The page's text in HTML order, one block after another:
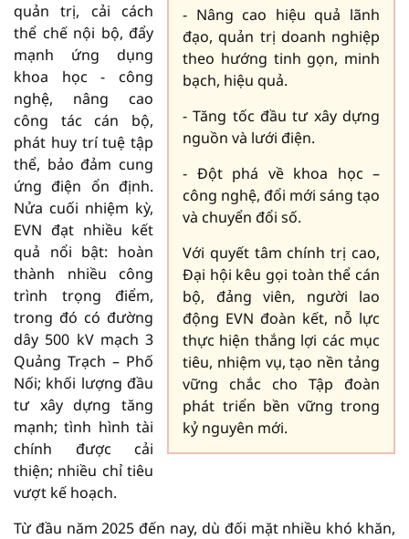
- Nâng cao hiệu quả lãnh
đạo, quản trị doanh nghiệp
theo hướng tinh gọn, minh
bạch, hiệu quả.
- Tăng tốc đầu tư xây dựng
nguồn và lưới điện.
- Đột phá về khoa học –
công nghệ, đổi mới sáng tạo
và chuyển đổi số.
Với quyết tâm chính trị cao,
Đại hội kêu gọi toàn thể cán
bộ, đảng viên, người lao
động EVN đoàn kết, nỗ lực
thực hiện thắng lợi các mục
tiêu, nhiệm vụ, tạo nền tảng
vững chắc cho Tập đoàn
phát triển bền vững trong
kỷ nguyên mới.
quản trị, cải cách
thể chế nội bộ, đẩy
mạnh ứng dụng
khoa học - công
nghệ, nâng cao
công tác cán bộ,
phát huy trí tuệ tập
thể, bảo đảm cung
ứng điện ổn định.
Nửa cuối nhiệm kỳ,
EVN đạt nhiều kết
quả nổi bật: hoàn
thành nhiều công
trình trọng điểm,
trong đó có đường
dây 500 kV mạch 3
Quảng Trạch – Phố
Nối; khối lượng đầu
tư xây dựng tăng
mạnh; tình hình tài
chính được cải
thiện; nhiều chỉ tiêu
vượt kế hoạch.
Từ đầu năm 2025 đến nay, dù đối mặt nhiều khó khăn,